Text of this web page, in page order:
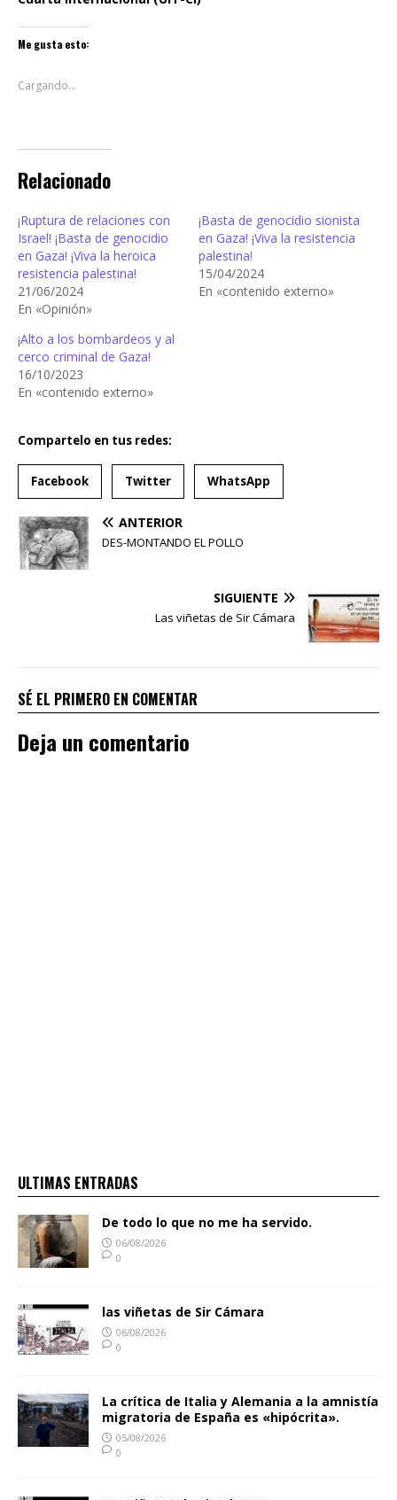
Me gusta esto:
Cargando...
Relacionado
¡Ruptura de relaciones con
Israel! ¡Basta de genocidio
en Gaza! ¡Viva la heroica
resistencia palestina!
21/06/2024
En «Opinión»
¡Basta de genocidio sionista
en Gaza! ¡Viva la resistencia
palestina!
15/04/2024
En «contenido externo»
¡Alto a los bombardeos y al
cerco criminal de Gaza!
16/10/2023
En «contenido externo»
Compartelo en tus redes:
Facebook Twitter WhatsApp
ANTERIOR
DES-MONTANDO EL POLLO
SIGUIENTE
Las viñetas de Sir Cámara
SÉ EL PRIMERO EN COMENTAR
Deja un comentario
ULTIMAS ENTRADAS
De todo lo que no me ha servido.
06/08/2026
0
las viñetas de Sir Cámara
06/08/2026
0
La crítica de Italia y Alemania a la amnistía
migratoria de España es «hipócrita».
05/08/2026
0